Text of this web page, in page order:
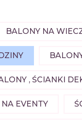
BALONY NA
, ŚCIANKI
EVENTY